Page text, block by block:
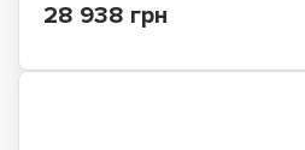
28 938 грн